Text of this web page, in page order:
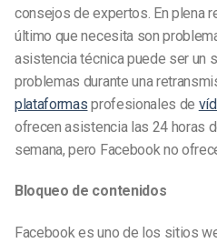
consejos de expertos. En plena
último que necesita son
asistencia técnica puede ser un
problemas durante una
plataformas profesionales de
ofrecen asistencia las 24 horas
semana, pero Facebook no
Bloqueo de contenidos
Facebook es uno de los sitios